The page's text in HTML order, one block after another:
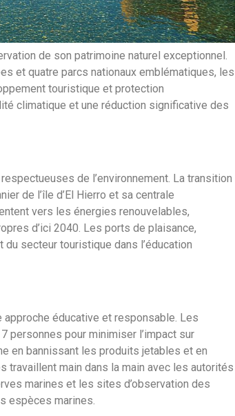
de son patrimoine naturel exceptionnel.
et quatre parcs nationaux emblématiques, les
touristique et protection
climatique et une réduction significative des
de l’environnement. La transition
de l’île d’El Hierro et sa centrale
vers les énergies renouvelables,
d’ici 2040. Les ports de plaisance,
secteur touristique dans l’éducation
éducative et responsable. Les
personnes pour minimiser l’impact sur
en bannissant les produits jetables et en
main dans la main avec les autorités
marines et les sites d’observation des
espèces marines.